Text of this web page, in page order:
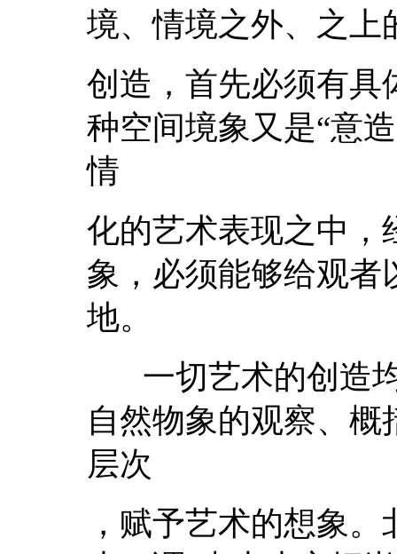
境、情境之外、之上
创造，首先必须有具
种空间境象又是“意
情
化的艺术表现之中，
象，必须能够给观者
地。
一切艺术的创造均
自然物象的观察、
层次
，赋予艺术的想象